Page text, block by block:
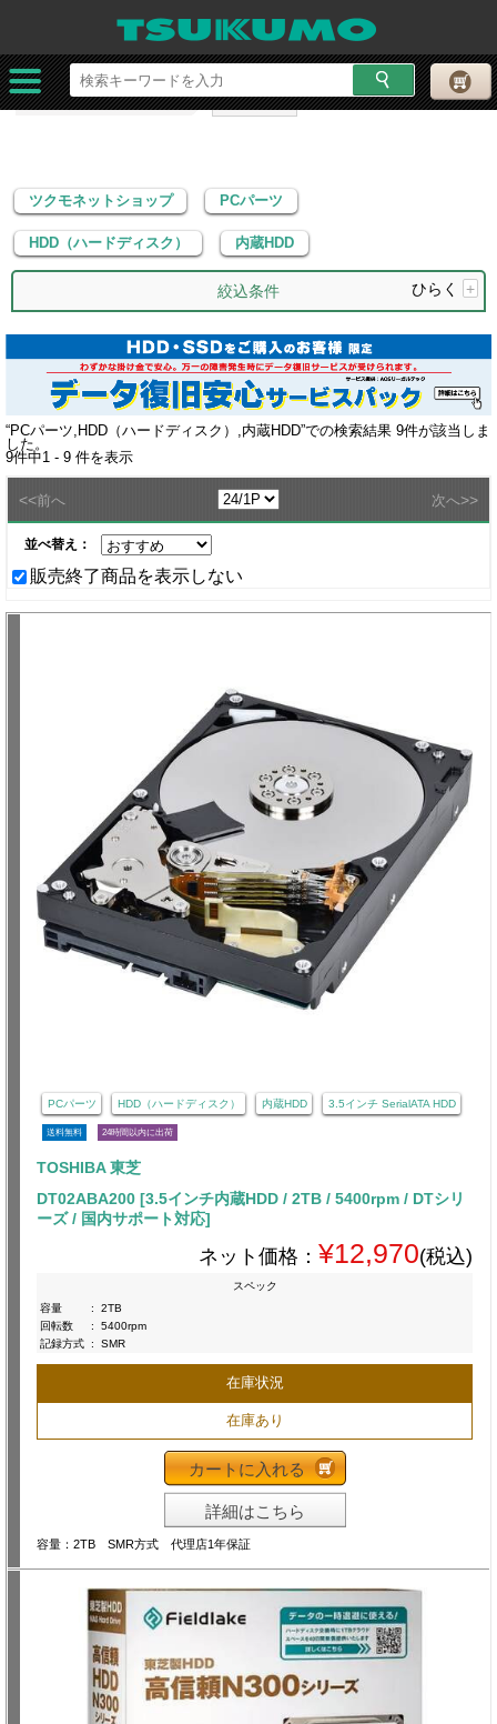
ツクモネットショップ
PCパーツ
HDD（ハードディスク）
内蔵HDD
ツクモネットショップ PCパーツ
HDD（ハードディスク） 内蔵HDD
絞込条件 ひらく +
“PCパーツ,HDD（ハードディスク）,内蔵HDD”での検索結果 9件が該当しま
した。
9件中1 - 9 件を表示
<<前へ 次へ>>
並べ替え：
販売終了商品を表示しない
PCパーツ HDD（ハードディスク） 内蔵HDD 3.5インチ SerialATA HDD
送料無料 24時間以内に出荷
TOSHIBA 東芝
DT02ABA200 [3.5インチ内蔵HDD / 2TB / 5400rpm / DTシリ
ーズ / 国内サポート対応]
ネット価格： ¥12,970(税込)
スペック
容量
:
2TB
回転数
:
5400rpm
記録方式 : SMR
在庫状況
在庫あり
カートに入れる
詳細はこちら
容量：2TB SMR方式 代理店1年保証